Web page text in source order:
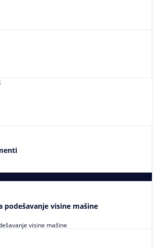
podešavanje visine mašine
visine mašine